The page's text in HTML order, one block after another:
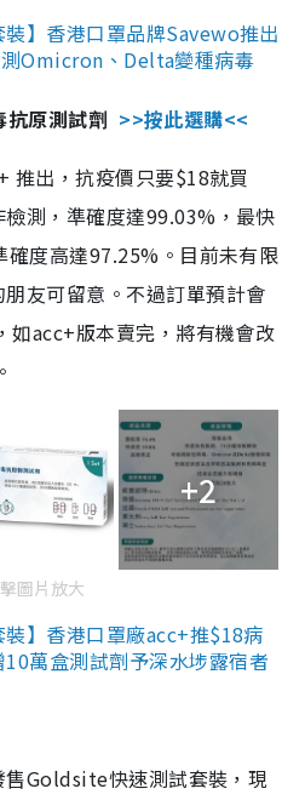
】香港口罩品牌Savewo推出
Omicron、Delta變種病毒
原測試劑 >>按此選購<<
推出，抗疫價只要$18就買
測，準確度達99.03%，最快
確度高達97.25%。目前未有限
友可留意。不過訂單預計會
如acc+版本賣完，將有機會改
+2
圖片放大
】香港口罩廠acc+推$18病
萬盒測試劑予深水埗露宿者
Goldsite快速測試套裝，現